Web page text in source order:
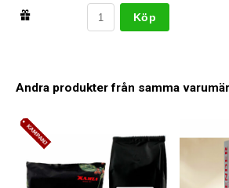
Köp
Andra produkter från samma